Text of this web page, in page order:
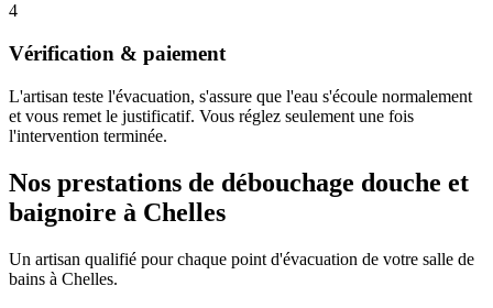
4
Vérification & paiement
L'artisan teste l'évacuation, s'assure que l'eau s'écoule normalement
et vous remet le justificatif. Vous réglez seulement une fois
l'intervention terminée.
Nos prestations de débouchage douche et
baignoire à Chelles
Un artisan qualifié pour chaque point d'évacuation de votre salle de
bains à Chelles.